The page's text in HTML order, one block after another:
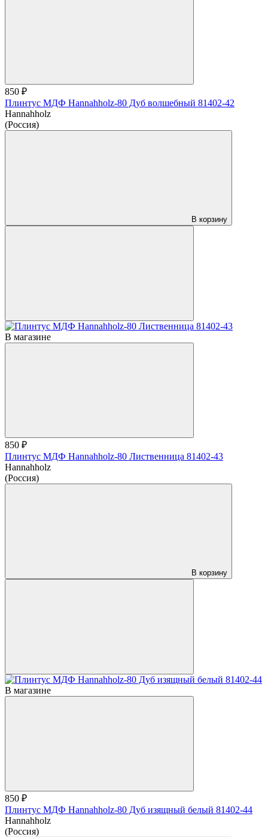
850 ₽
Плинтус МДФ Hannahholz-80 Дуб волшебный 81402-42
Hannahholz
(Россия)
В корзину
В магазине
850 ₽
Плинтус МДФ Hannahholz-80 Лиственница 81402-43
Hannahholz
(Россия)
В корзину
В магазине
850 ₽
Плинтус МДФ Hannahholz-80 Дуб изящный белый 81402-44
Hannahholz
(Россия)